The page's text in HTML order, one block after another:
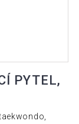
PYTEL,